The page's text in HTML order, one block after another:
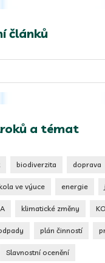
článků
a témat
biodiverzita doprava
ve výuce energie
klimatické změny
plán činností
Slavnostní ocenění